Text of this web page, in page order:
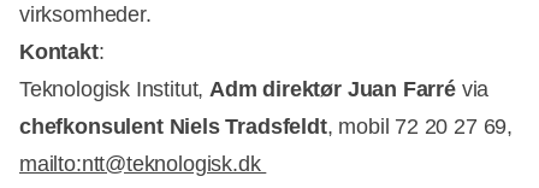
virksomheder.
Kontakt:
Teknologisk Institut,Adm direktør Juan Farrévia
chefkonsulent Niels Tradsfeldt, mobil 72 20 27 69,
mailto:ntt@teknologisk.dk